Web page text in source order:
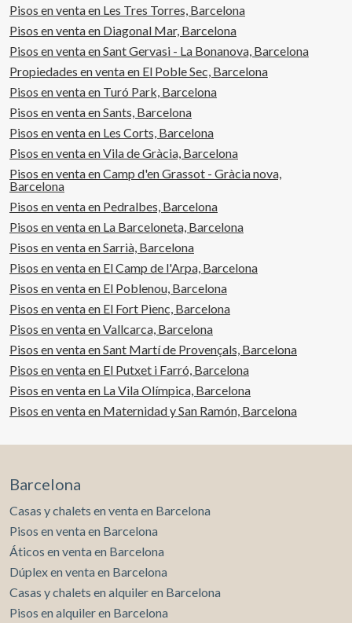
Pisos en venta en Les Tres Torres, Barcelona
Pisos en venta en Diagonal Mar, Barcelona
Pisos en venta en Sant Gervasi - La Bonanova, Barcelona
Propiedades en venta en El Poble Sec, Barcelona
Pisos en venta en Turó Park, Barcelona
Pisos en venta en Sants, Barcelona
Pisos en venta en Les Corts, Barcelona
Pisos en venta en Vila de Gràcia, Barcelona
Pisos en venta en Camp d'en Grassot - Gràcia nova,
Barcelona
Pisos en venta en Pedralbes, Barcelona
Pisos en venta en La Barceloneta, Barcelona
Pisos en venta en Sarrià, Barcelona
Pisos en venta en El Camp de l'Arpa, Barcelona
Pisos en venta en El Poblenou, Barcelona
Pisos en venta en El Fort Pienc, Barcelona
Pisos en venta en Vallcarca, Barcelona
Pisos en venta en Sant Martí de Provençals, Barcelona
Pisos en venta en El Putxet i Farró, Barcelona
Pisos en venta en La Vila Olímpica, Barcelona
Pisos en venta en Maternidad y San Ramón, Barcelona
Barcelona
Casas y chalets en venta en Barcelona
Pisos en venta en Barcelona
Áticos en venta en Barcelona
Dúplex en venta en Barcelona
Casas y chalets en alquiler en Barcelona
Pisos en alquiler en Barcelona